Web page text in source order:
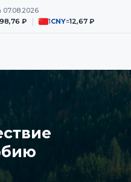
07.08.2026
₽ 1CNY=12,67 ₽